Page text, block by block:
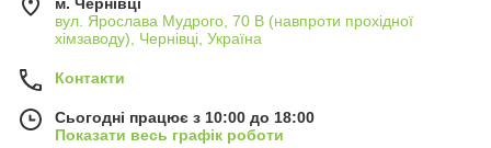
м. Чернівці
вул. Ярослава Мудрого, 70 В (навпроти прохідної
хімзаводу), Чернівці, Україна
Контакти
Сьогодні працює з 10:00 до 18:00
Показати весь графік роботи